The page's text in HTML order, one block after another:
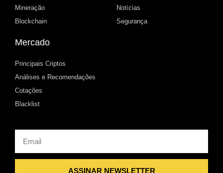
Mineração
Blockchain
Notícias
Segurança
Mercado
Principais Criptos
Análises e Recomendações
Cotações
Blacklist
ASSINAR NEWSLETTER